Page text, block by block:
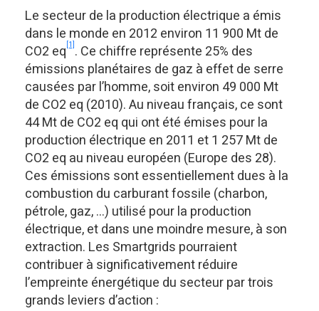
Le secteur de la production électrique a émis
dans le monde en 2012 environ 11 900 Mt de
CO2 eq [1] . Ce chiffre représente 25% des
émissions planétaires de gaz à effet de serre
causées par l’homme, soit environ 49 000 Mt
de CO2 eq (2010). Au niveau français, ce sont
44 Mt de CO2 eq qui ont été émises pour la
production électrique en 2011 et 1 257 Mt de
CO2 eq au niveau européen (Europe des 28).
Ces émissions sont essentiellement dues à la
combustion du carburant fossile (charbon,
pétrole, gaz, …) utilisé pour la production
électrique, et dans une moindre mesure, à son
extraction. Les Smartgrids pourraient
contribuer à significativement réduire
l’empreinte énergétique du secteur par trois
grands leviers d’action :